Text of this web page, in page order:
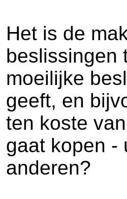
Het is de
beslissingen
moeilijke
geeft, en
ten koste
gaat kopen -
anderen?